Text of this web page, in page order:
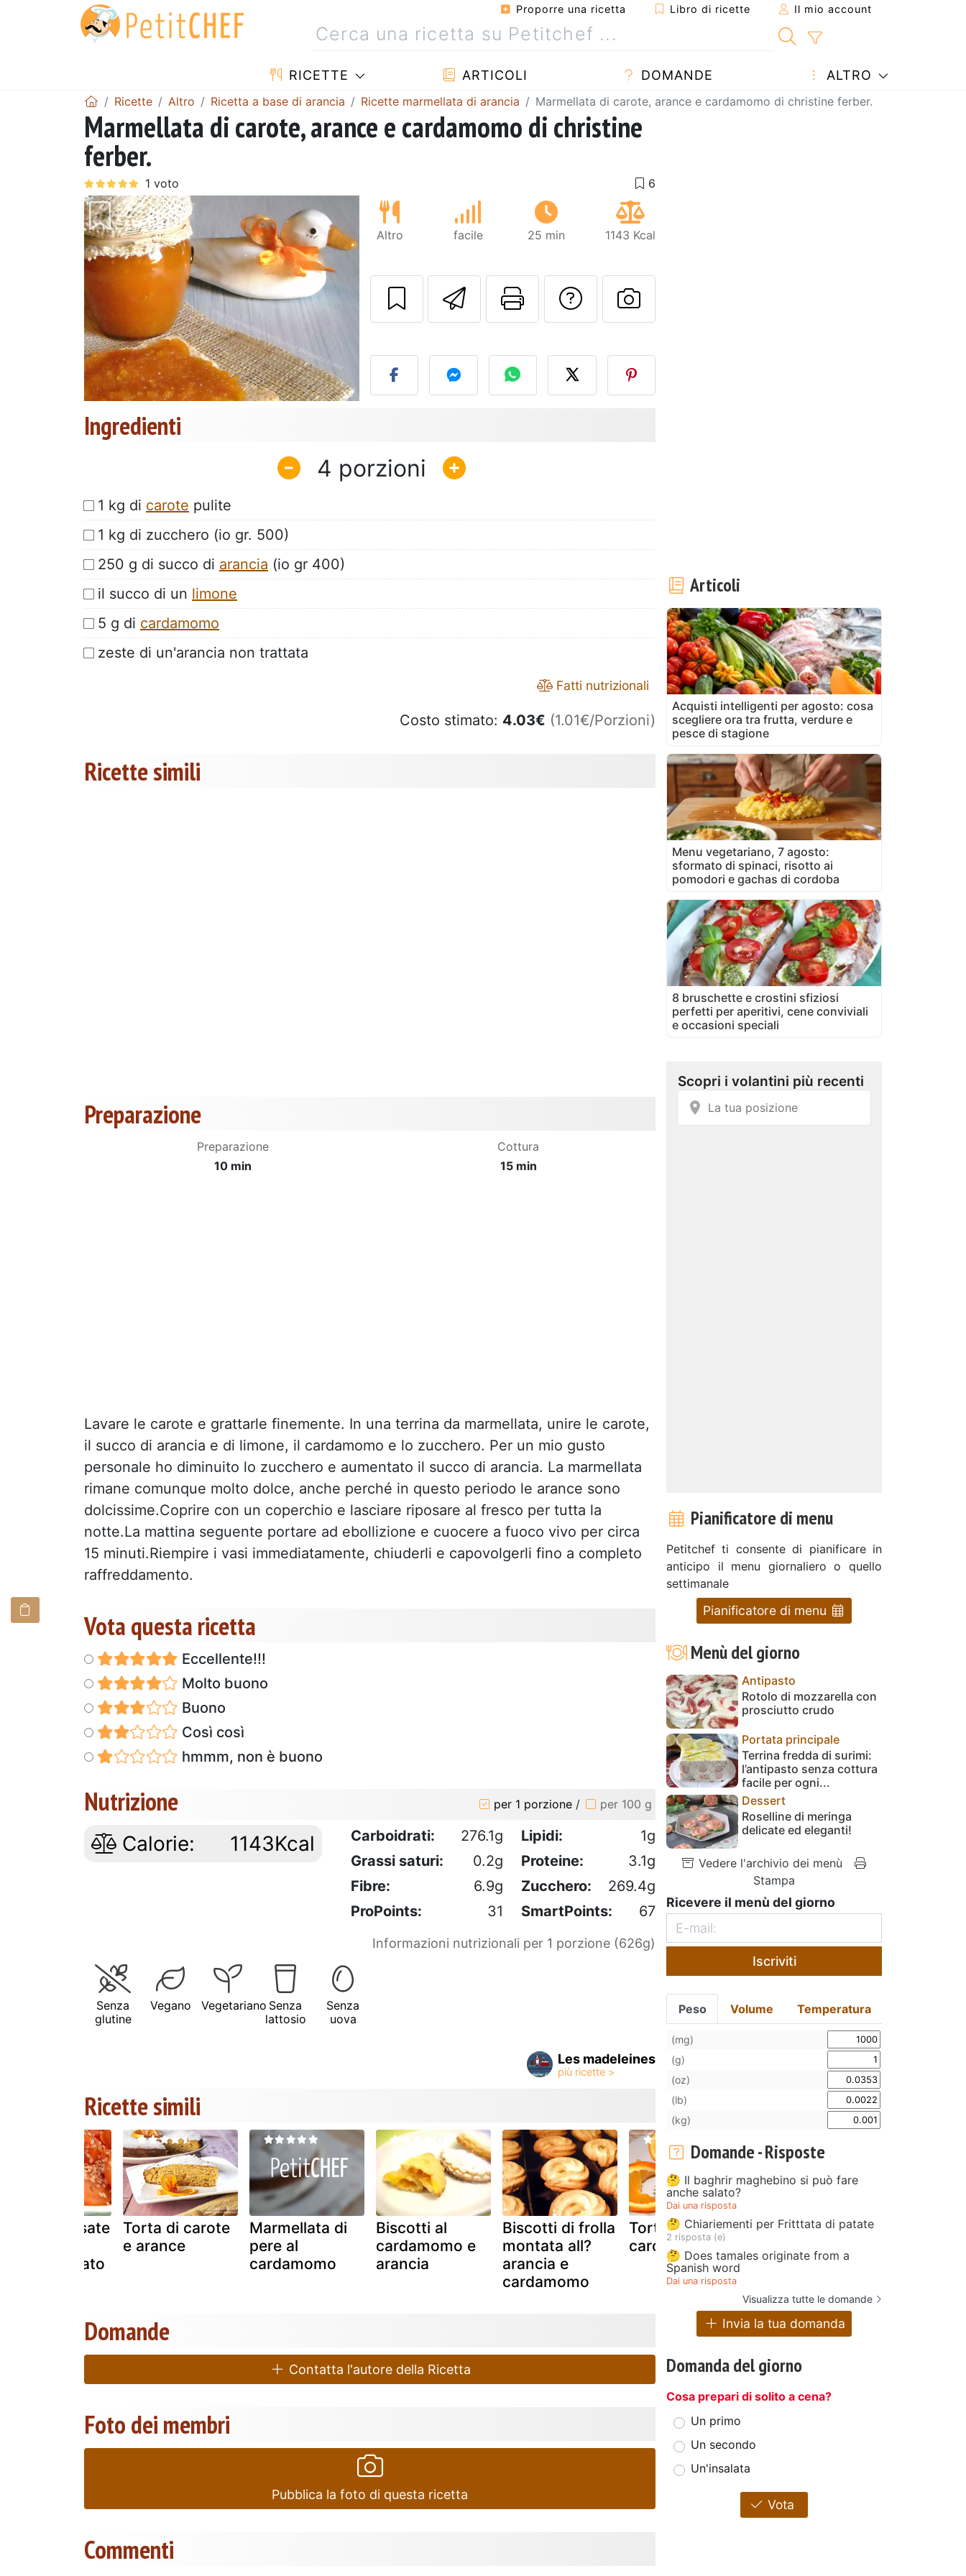
Proporre una ricetta Libro di ricette Il mio account
RICETTE ARTICOLI DOMANDE ALTRO
Ricette Altro Ricetta a base di arancia Ricette marmellata di arancia Marmellata di carote, arance e cardamomo di christine ferber.
Marmellata di carote, arance e cardamomo di christine
ferber.
Altro facile 25 min 1143 Kcal
Invia questa ricetta ad un amico
Stampa la ricetta
Contatta l'autore della Ricetta
Pubblica la foto di questa
Ingredienti
4
1 kg di carote pulite
1 kg di zucchero (io gr. 500)
250 g di succo di arancia (io gr 400)
il succo di un limone
5 g di cardamomo
zeste di un'arancia non trattata
Fatti nutrizionali
Costo stimato: 4.03€ (1.01€/Porzioni)
Ricette simili
Preparazione
Preparazione
10 min
Cottura
15 min
Lavare le carote e grattarle finemente. In una terrina da marmellata, unire le carote,
il succo di arancia e di limone, il cardamomo e lo zucchero. Per un mio gusto
personale ho diminuito lo zucchero e aumentato il succo di arancia. La marmellata
rimane comunque molto dolce, anche perché in questo periodo le arance sono
dolcissime.Coprire con un coperchio e lasciare riposare al fresco per tutta la
notte.La mattina seguente portare ad ebollizione e cuocere a fuoco vivo per circa
15 minuti.Riempire i vasi immediatamente, chiuderli e capovolgerli fino a completo
raffreddamento.
Vota questa ricetta
Eccellente!!!
Molto buono
Buono
Così così
hmmm, non è buono
Nutrizione per 1 porzione / per 100 g
Calorie: 1143Kcal Carboidrati: 276.1g Lipidi:
1g
Grassi saturi:
0.2g Proteine:
3.1g
Fibre:
6.9g Zucchero:
269.4g
ProPoints:
31 SmartPoints: 67
Informazioni nutrizionali per 1 porzione (626g)
Senza
glutine
Vegano Vegetariano Senza
lattosio
Senza
uova
Les madeleines
Ricette simili
glassate
dorato
Torta di carote
e arance
Marmellata di
pere al
cardamomo
Biscotti al
cardamomo e
arancia
Biscotti di frolla
montata all?
arancia e
cardamomo
Torta arancia e
carote
Marmellata di
Domande
Contatta l'autore della Ricetta
Foto dei membri
Pubblica la foto di questa ricetta
Commenti
Articoli
Acquisti intelligenti per agosto: cosa
scegliere ora tra frutta, verdure e
pesce di stagione
Menu vegetariano, 7 agosto:
sformato di spinaci, risotto ai
pomodori e gachas di cordoba
8 bruschette e crostini sfiziosi
perfetti per aperitivi, cene conviviali
e occasioni speciali
Pianificatore di menu
Petitchef ti consente di pianificare in
anticipo il menu giornaliero o quello
settimanale
Pianificatore di menu
Menù del giorno
Antipasto
Rotolo di mozzarella con
prosciutto crudo
Portata principale
Terrina fredda di surimi:
l’antipasto senza cottura
facile per ogni...
Dessert
Roselline di meringa
delicate ed eleganti!
Vedere l'archivio dei menù
Stampa
Ricevere il menù del giorno
Iscriviti
Peso Volume Temperatura
(mg)
(g)
(oz)
(lb)
(kg)
Domande - Risposte
🤔 Il baghrir maghebino si può fare
anche salato?
Dai una risposta
🤔 Chiariementi per Fritttata di patate
2 risposta (e)
🤔 Does tamales originate from a
Spanish word
Dai una risposta
Visualizza tutte le domande
Invia la tua domanda
Domanda del giorno
Cosa prepari di solito a cena?
Un primo
Un secondo
Un'insalata
Vota